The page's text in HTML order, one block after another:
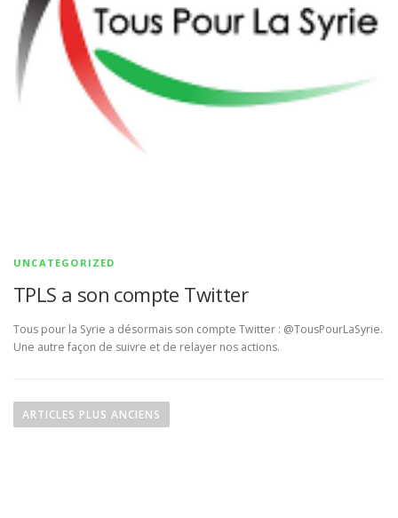
UNCATEGORIZED
TPLS a son compte Twitter
Tous pour la Syrie a désormais son compte Twitter : @TousPourLaSyrie.
Une autre façon de suivre et de relayer nos actions.
aARTICLES PLUS ANCIENS